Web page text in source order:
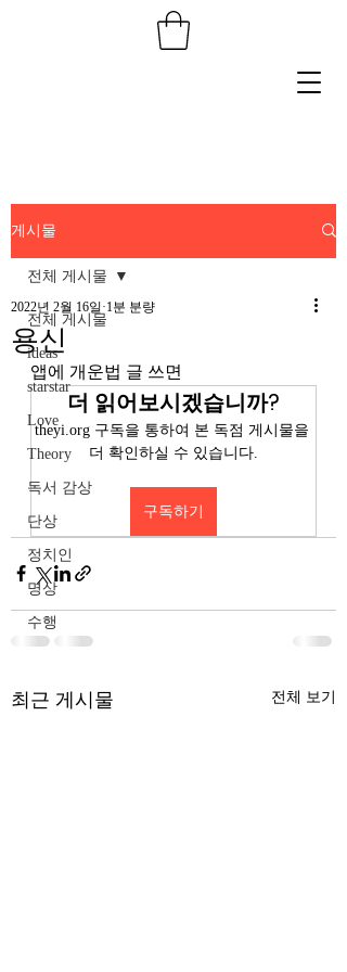
게시물
전체 게시물
ideas
starstar
Love
Theory
독서 감상
단상
정치인
명상
수행
전체 게시물
용신
2022년 2월 16일 1분 분량
앱에 개운법 글 쓰면
더 읽어보시겠습니까?
theyi.org 구독을 통하여 본 독점 게시물을
더 확인하실 수 있습니다.
구독하기
최근 게시물 전체 보기